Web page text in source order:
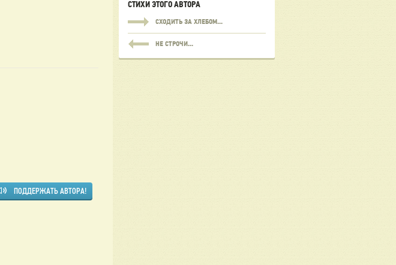
ПОДДЕРЖАТЬ АВТОРА!
СТИХИ ЭТОГО АВТОРА
СХОДИТЬ ЗА ХЛЕБОМ...
НЕ СТРОЧИ...